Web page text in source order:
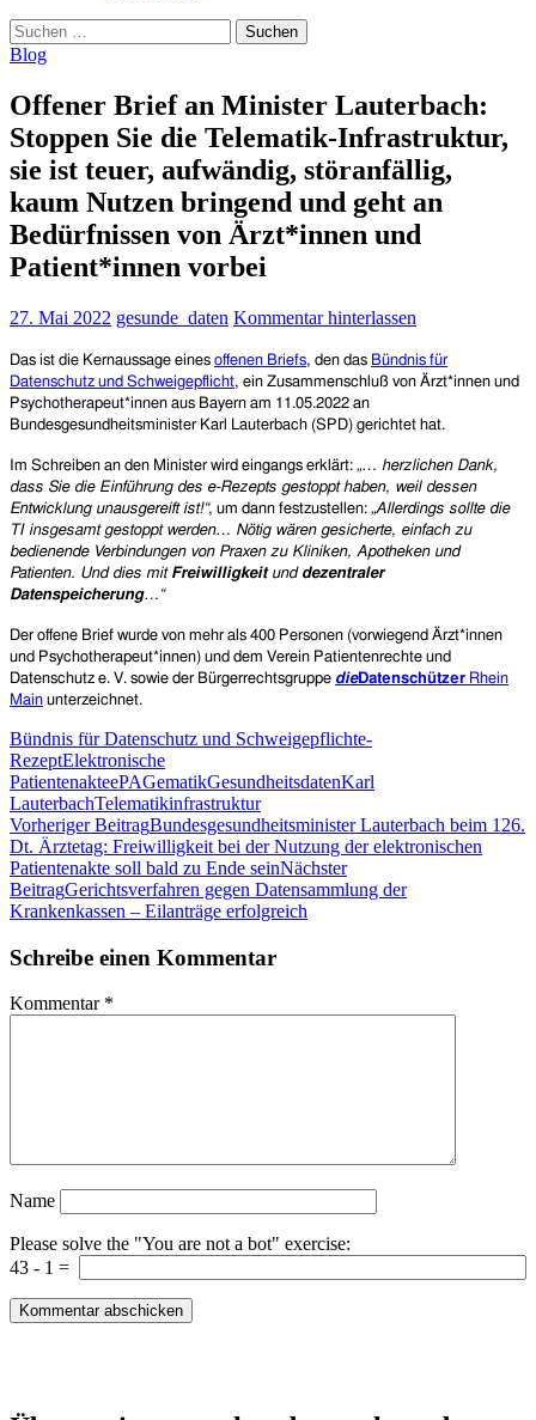
Suchen
nach:
Blog
Offener Brief an Minister Lauterbach:
Stoppen Sie die Telematik-Infrastruktur,
sie ist teuer, aufwändig, störanfällig,
kaum Nutzen bringend und geht an
Bedürfnissen von Ärzt*innen und
Patient*innen vorbei
27. Mai 2022 gesunde_daten Kommentar hinterlassen
Das ist die Kernaussage eines offenen Briefs, den das Bündnis für
Datenschutz und Schweigepflicht, ein Zusammenschluß von Ärzt*innen und
Psychotherapeut*innen aus Bayern am 11.05.2022 an
Bundesgesundheitsminister Karl Lauterbach (SPD) gerichtet hat.
Im Schreiben an den Minister wird eingangs erklärt: „… herzlichen Dank,
dass Sie die Einführung des e-Rezepts gestoppt haben, weil dessen
Entwicklung unausgereift ist!“, um dann festzustellen: „Allerdings sollte die
TI insgesamt gestoppt werden… Nötig wären gesicherte, einfach zu
bedienende Verbindungen von Praxen zu Kliniken, Apotheken und
Patienten. Und dies mit Freiwilligkeitund dezentraler
Datenspeicherung…“
Der offene Brief wurde von mehr als 400 Personen (vorwiegend Ärzt*innen
und Psychotherapeut*innen) und dem Verein Patientenrechte und
Datenschutz e. V. sowie der Bürgerrechtsgruppe dieDatenschützer Rhein
Main unterzeichnet.
Bündnis für Datenschutz und Schweigepflichte-
RezeptElektronische
PatientenakteePAGematikGesundheitsdatenKarl
LauterbachTelematikinfrastruktur
Beitragsnavigation
Vorheriger BeitragBundesgesundheitsminister Lauterbach beim 126.
Dt. Ärztetag: Freiwilligkeit bei der Nutzung der elektronischen
Patientenakte soll bald zu Ende seinNächster
BeitragGerichtsverfahren gegen Datensammlung der
Krankenkassen – Eilanträge erfolgreich
Schreibe einen Kommentar
Kommentar *
Name
Please solve the "You are not a bot" exercise:
43 - 1 =
Patientenrechte und Datenschutz e.V.